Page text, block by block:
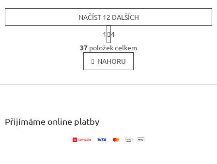
O
v
l
á
NAČÍST 12 DALŠÍCH
S
t
r
á
n
k
v
1
4
37 položek celkem
NAHORU
Z
Přijímáme online platby